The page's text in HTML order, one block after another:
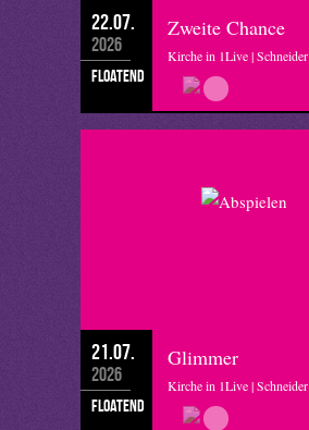
22.07.
2026
floatend
Zweite Chance
Kirche in 1Live | Schneider
21.07.
2026
floatend
Glimmer
Kirche in 1Live | Schneider